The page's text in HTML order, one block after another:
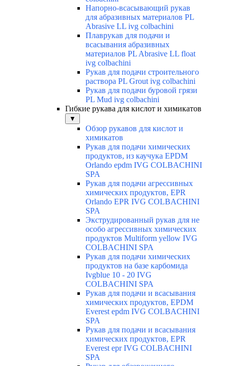
Напорно-всасывающий рукав
для абразивных материалов PL
Abrasive LL ivg colbachini
Плаврукав для подачи и
всасывания абразивных
материалов PL Abrasive LL float
ivg colbachini
Рукав для подачи строительного
раствора PL Grout ivg colbachini
Рукав для подачи буровой грязи
PL Mud ivg colbachini
Гибкие рукава для кислот и химикатов
▼
Обзор рукавов для кислот и
химикатов
Рукав для подачи химических
продуктов, из каучука EPDM
Orlando epdm IVG COLBACHINI
SPA
Рукав для подачи агрессивных
химических продуктов, EPR
Orlando EPR IVG COLBACHINI
SPA
Экструдированный рукав для не
особо агрессивных химических
продуктов Multiform yellow IVG
COLBACHINI SPA
Рукав для подачи химических
продуктов на базе карбомида
Ivgblue 10 - 20 IVG
COLBACHINI SPA
Рукав для подачи и всасывания
химических продуктов, EPDM
Everest epdm IVG COLBACHINI
SPA
Рукав для подачи и всасывания
химических продуктов, EPR
Everest epr IVG COLBACHINI
SPA